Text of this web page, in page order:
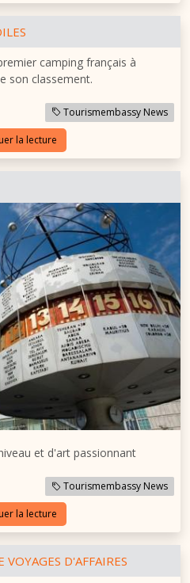
camping français à
son classement.
Tourismembassy News
la lecture
et d'art passionnant
Tourismembassy News
la lecture
VOYAGES D'AFFAIRES